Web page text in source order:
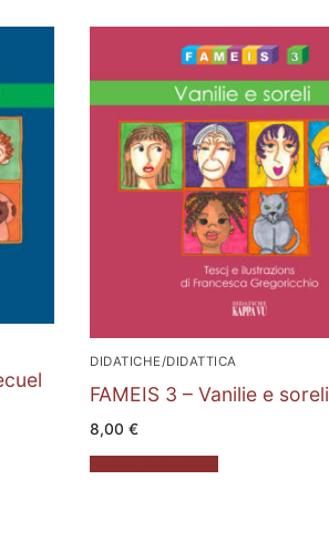
DIDATICHE/DIDATTICA
FAMEIS 3 – Vanilie e soreli
8,00 €